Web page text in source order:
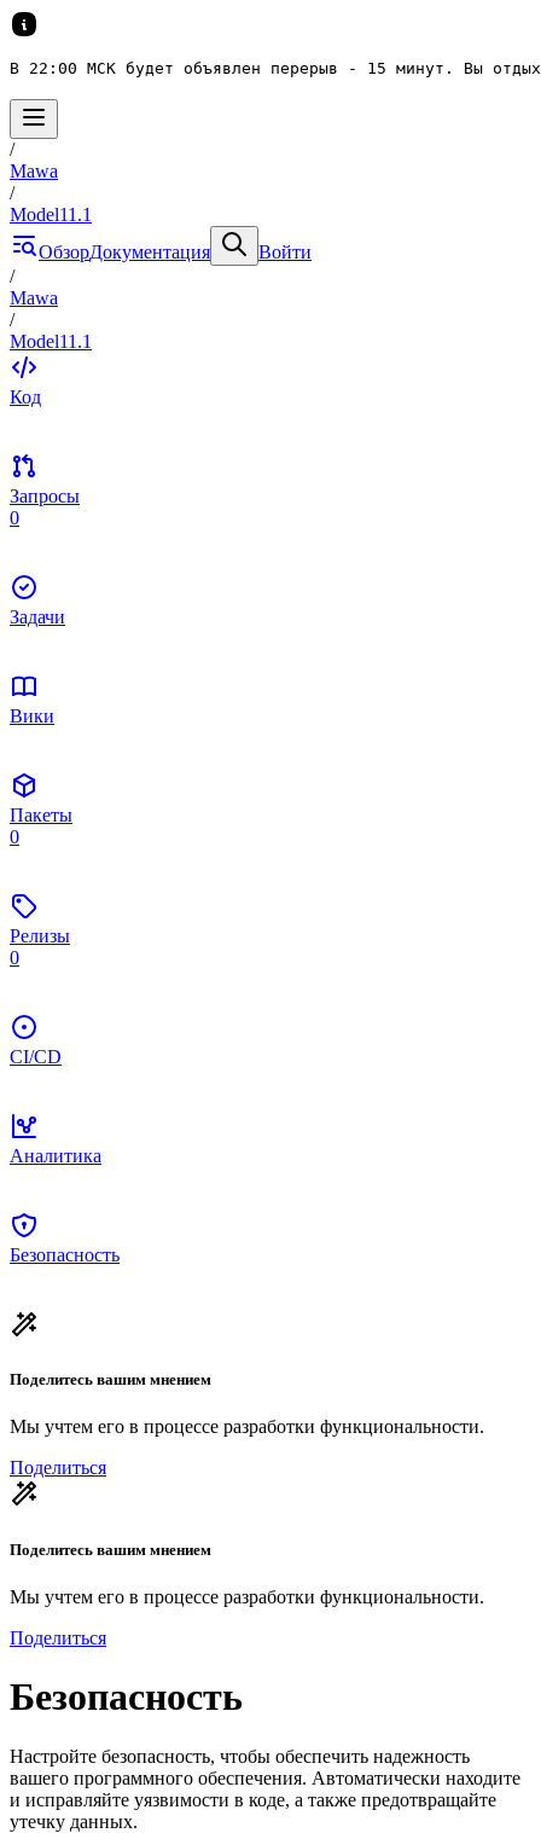
В 22:00 МСК будет объявлен перерыв - 15 минут. Вы
/
Mawa
/
Model11.1
ОбзорДокументация
Войти
/
Mawa
/
Model11.1
Код
Запросы
0
Задачи
Вики
Пакеты
0
Релизы
0
CI/CD
Аналитика
Безопасность
Поделитесь вашим мнением
Мы учтем его в процессе разработки функциональности.
Поделиться
Поделитесь вашим мнением
Мы учтем его в процессе разработки функциональности.
Поделиться
Безопасность
Настройте безопасность, чтобы обеспечить надежность
вашего программного обеспечения. Автоматически находите
и исправляйте уязвимости в коде, а также предотвращайте
утечку данных.